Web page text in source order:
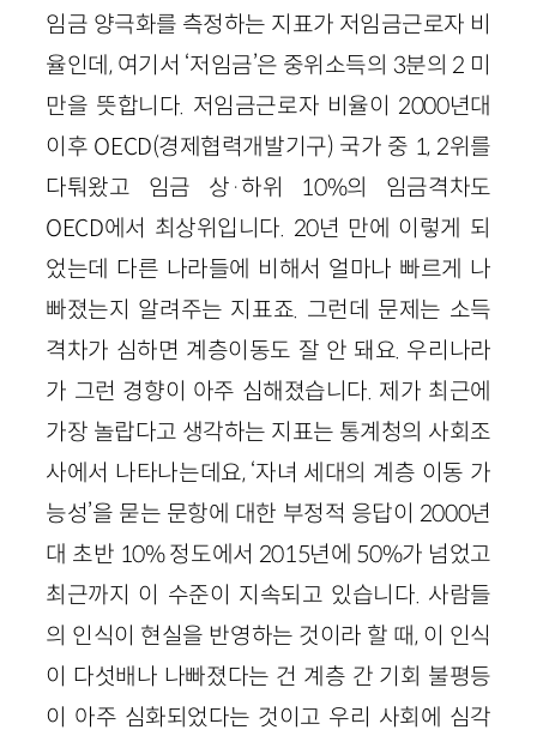
임금 양극화를 측정하는 지표가 저임금근로자 비
율인데, 여기서 ‘저임금’은 중위소득의 3분의 2 미
만을 뜻합니다. 저임금근로자 비율이 2000년대
이후 OECD(경제협력개발기구) 국가 중 1, 2위를
다퉈왔고 임금 상·하위 10%의 임금격차도
OECD에서 최상위입니다. 20년 만에 이렇게 되
었는데 다른 나라들에 비해서 얼마나 빠르게 나
빠졌는지 알려주는 지표죠. 그런데 문제는 소득
격차가 심하면 계층이동도 잘 안 돼요. 우리나라
가 그런 경향이 아주 심해졌습니다. 제가 최근에
가장 놀랍다고 생각하는 지표는 통계청의 사회조
사에서 나타나는데요, ‘자녀 세대의 계층 이동 가
능성’을 묻는 문항에 대한 부정적 응답이 2000년
대 초반 10% 정도에서 2015년에 50%가 넘었고
최근까지 이 수준이 지속되고 있습니다. 사람들
의 인식이 현실을 반영하는 것이라 할 때, 이 인식
이 다섯배나 나빠졌다는 건 계층 간 기회 불평등
이 아주 심화되었다는 것이고 우리 사회에 심각